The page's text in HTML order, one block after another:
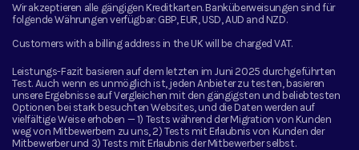
Wir akzeptieren alle gängigen Kreditkarten. Banküberweisungen sind für
folgende Währungen verfügbar: GBP, EUR, USD, AUD and NZD.
Customers with a billing address in the UK will be charged VAT.
Leistungs-Fazit basieren auf dem letzten im Juni 2025 durchgeführten
Test. Auch wenn es unmöglich ist, jeden Anbieter zu testen, basieren
unsere Ergebnisse auf Vergleichen mit den gängigsten und beliebtesten
Optionen bei stark besuchten Websites, und die Daten werden auf
vielfältige Weise erhoben — 1) Tests während der Migration von Kunden
weg von Mitbewerbern zu uns, 2) Tests mit Erlaubnis von Kunden der
Mitbewerber und 3) Tests mit Erlaubnis der Mitbewerber selbst.